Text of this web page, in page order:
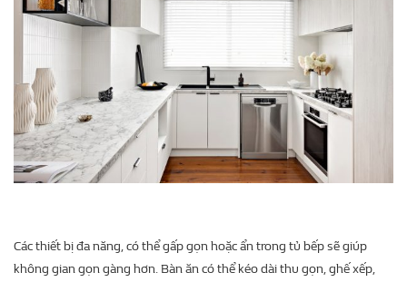
Các thiết bị đa năng, có thể gấp gọn hoặc ẩn trong tủ bếp sẽ giúp
không gian gọn gàng hơn. Bàn ăn có thể kéo dài thu gọn, ghế xếp,